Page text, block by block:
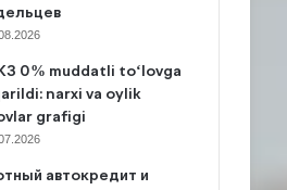
0% muddatli to‘lovga
narxi va oylik
grafigi
автокредит и